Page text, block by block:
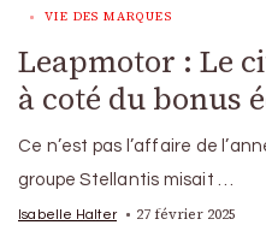
VIE DES MARQUES
Leapmotor : Le
à coté du bonus
Ce n’est pas l’affaire de
groupe Stellantis misait …
Isabelle Halter 27 février 2025